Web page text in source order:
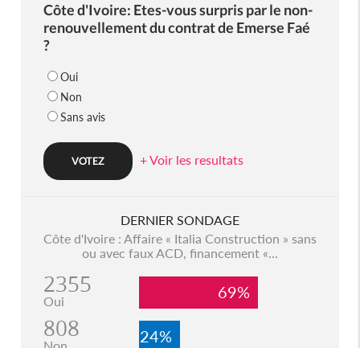
Côte d'Ivoire: Etes-vous surpris par le non-
renouvellement du contrat de Emerse Faé
?
Oui
Non
Sans avis
+ Voir les resultats
DERNIER SONDAGE
Côte d'Ivoire : Affaire « Italia Construction » sans
ou avec faux ACD, financement «...
2355
Oui 69%
808 24%